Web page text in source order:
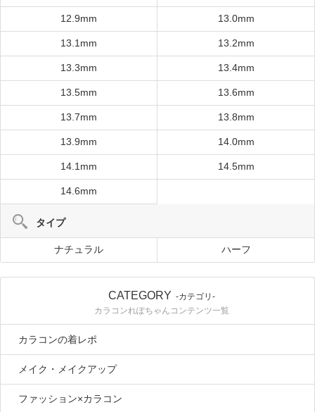
12.9mm 13.0mm
13.1mm 13.2mm
13.3mm 13.4mm
13.5mm 13.6mm
13.7mm 13.8mm
13.9mm 14.0mm
14.1mm 14.5mm
14.6mm
タイプ
ナチュラル ハーフ
CATEGORY -カテゴリ-
カラコンれぽちゃんコンテンツ一覧
カラコンの着レポ
メイク・メイクアップ
ファッション×カラコン